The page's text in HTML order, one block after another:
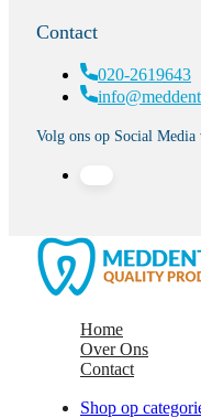
Contact
020-2619643
Volg ons op Social Media
Home
Over Ons
Contact
Shop op